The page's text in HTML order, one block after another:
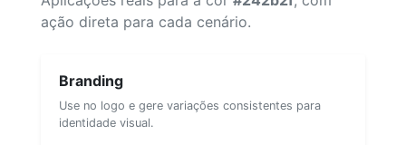
ação direta para cada cenário.
Branding
Use no logo e gere variações consistentes para
identidade visual.